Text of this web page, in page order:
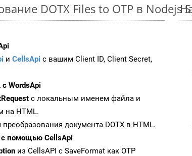
DOTX Files to OTP в Nodejs
и CellsApi с вашим Client ID, Client Secret,
WordsApi
с локальным именем файла и
на HTML.
документа DOTX в HTML.
с помощью CellsApi
из CellsAPI с SaveFormat как OTP